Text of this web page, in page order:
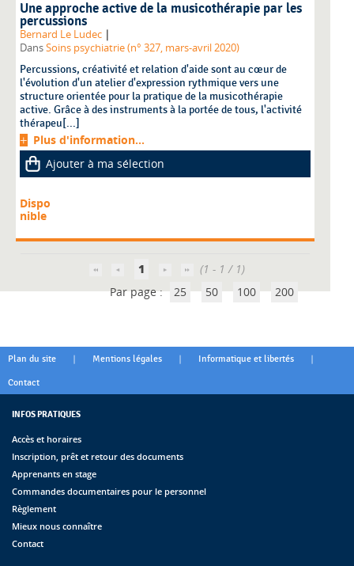
Une approche active de la musicothérapie par les
percussions
Bernard Le Ludec |
DansSoins psychiatrie (n° 327, mars-avril 2020)
Percussions, créativité et relation d'aide sont au cœur de
l'évolution d'un atelier d'expression rythmique vers une
structure orientée pour la pratique de la musicothérapie
active. Grâce à des instruments à la portée de tous, l'activité
thérapeu[...]
Plus d'information...
Ajouter à ma sélection
Dispo
nible
1
(1 - 1 / 1)
Par page : 25 50 100 200
Plan du site | Mentions légales | Informatique et libertés |
Contact
INFOS PRATIQUES
Accès et horaires
Inscription, prêt et retour des documents
Apprenants en stage
Commandes documentaires pour le personnel
Règlement
Mieux nous connaître
Contact